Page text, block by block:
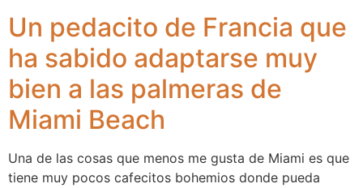
Un pedacito de Francia que
ha sabido adaptarse muy
bien a las palmeras de
Miami Beach
Una de las cosas que menos me gusta de Miami es que
tiene muy pocos cafecitos bohemios donde pueda